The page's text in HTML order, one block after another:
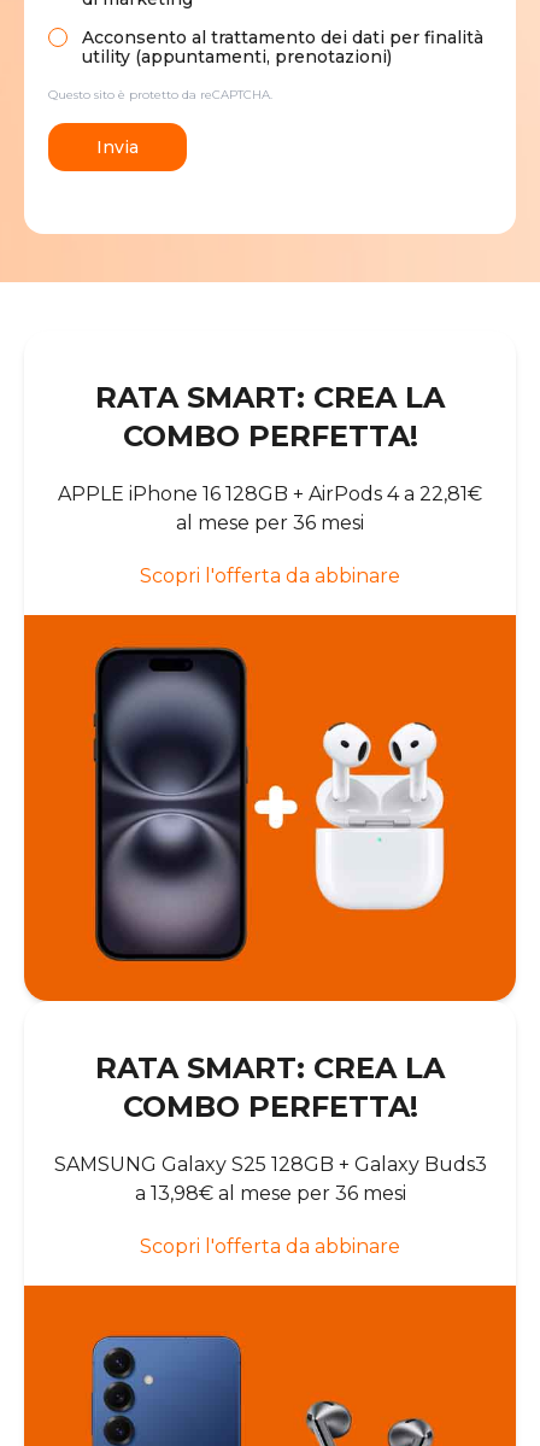
Acconsento al trattamento dei dati per finalità
utility (appuntamenti, prenotazioni)
Questo sito è protetto da reCAPTCHA.
Invia
RATA SMART: CREA LA
COMBO PERFETTA!
APPLE iPhone 16 128GB + AirPods 4 a 22,81€
al mese per 36 mesi
Scopri l'offerta da abbinare
RATA SMART: CREA LA
COMBO PERFETTA!
SAMSUNG Galaxy S25 128GB + Galaxy Buds3
a 13,98€ al mese per 36 mesi
Scopri l'offerta da abbinare